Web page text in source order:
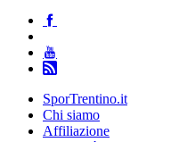
SporTrentino.it
Chi siamo
Affiliazione